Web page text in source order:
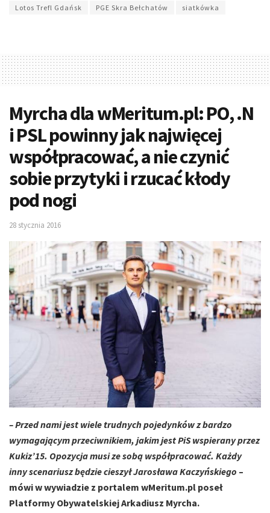
Lotos Trefl Gdańsk
PGE Skra Bełchatów siatkówka
Myrcha dla wMeritum.pl: PO, .N
i PSL powinny jak najwięcej
współpracować, a nie czynić
sobie przytyki i rzucać kłody
pod nogi
28 stycznia 2016
– Przed nami jest wiele trudnych pojedynków z bardzo
wymagającym przeciwnikiem, jakim jest PiS wspierany przez
Kukiz’15. Opozycja musi ze sobą współpracować. Każdy
inny scenariusz będzie cieszył Jarosława Kaczyńskiego –
mówi w wywiadzie z portalem wMeritum.pl poseł
Platformy Obywatelskiej Arkadiusz Myrcha.